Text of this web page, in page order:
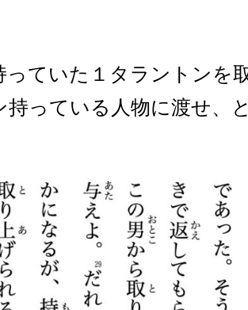
っていた１タラントンを
持っている人物に渡せ、